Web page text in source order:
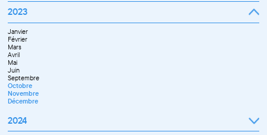
Novembre
Décembre
Janvier
Mars
Avril
Mai
Juin
Juillet
Septembre
Octobre
Novembre
Décembre
2023
Janvier
Février
Mars
Avril
Mai
Juin
Septembre
Octobre
Novembre
Décembre
2024